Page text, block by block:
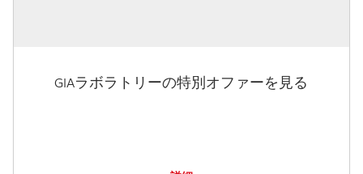
GIAラボラトリーの特別オファーを見る